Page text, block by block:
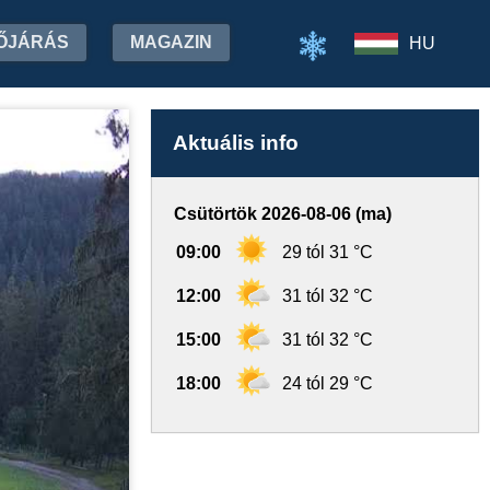
MAGAZIN HU
Aktuális info
Csütörtök 2026-08-06 (ma)
09:00 29 tól 31 °C
12:00 31 tól 32 °C
15:00 31 tól 32 °C
18:00 24 tól 29 °C